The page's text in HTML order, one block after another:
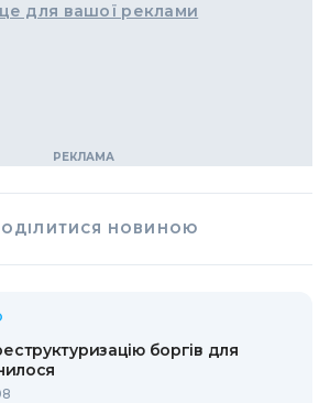
для вашої реклами
НОВИНОЮ
боргів для